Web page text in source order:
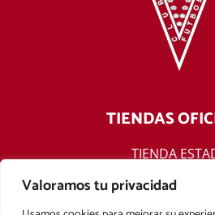
Valoramos tu privacidad
TIENDAS
TIENDA
TIENDA